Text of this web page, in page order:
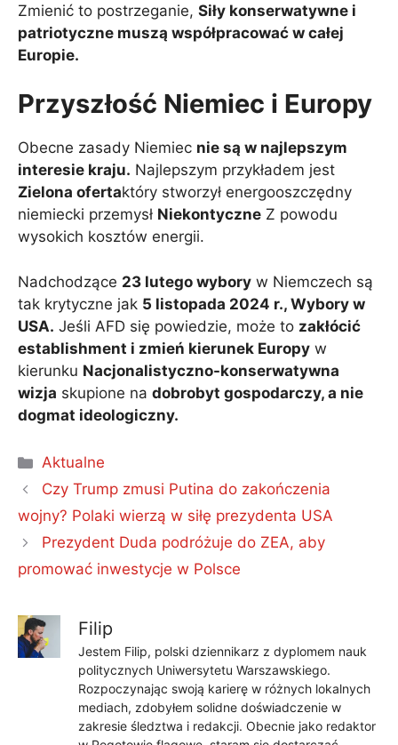
Zmienić to postrzeganie, Siły konserwatywne i
patriotyczne muszą współpracować w całej
Europie.
Przyszłość Niemiec i Europy
Obecne zasady Niemiec nie są w najlepszym
interesie kraju. Najlepszym przykładem jest
Zielona ofertaktóry stworzył energooszczędny
niemiecki przemysł Niekontyczne Z powodu
wysokich kosztów energii.
Nadchodzące 23 lutego wybory w Niemczech są
tak krytyczne jak 5 listopada 2024 r., Wybory w
USA. Jeśli AFD się powiedzie, może to zakłócić
establishment i zmień kierunek Europy w
kierunku Nacjonalistyczno-konserwatywna
wizja skupione na dobrobyt gospodarczy, a nie
dogmat ideologiczny.
Kategorie
Aktualne
Czy Trump zmusi Putina do zakończenia
wojny? Polaki wierzą w siłę prezydenta USA
Prezydent Duda podróżuje do ZEA, aby
promować inwestycje w Polsce
Filip
Jestem Filip, polski dziennikarz z dyplomem nauk
politycznych Uniwersytetu Warszawskiego.
Rozpoczynając swoją karierę w różnych lokalnych
mediach, zdobyłem solidne doświadczenie w
zakresie śledztwa i redakcji. Obecnie jako redaktor